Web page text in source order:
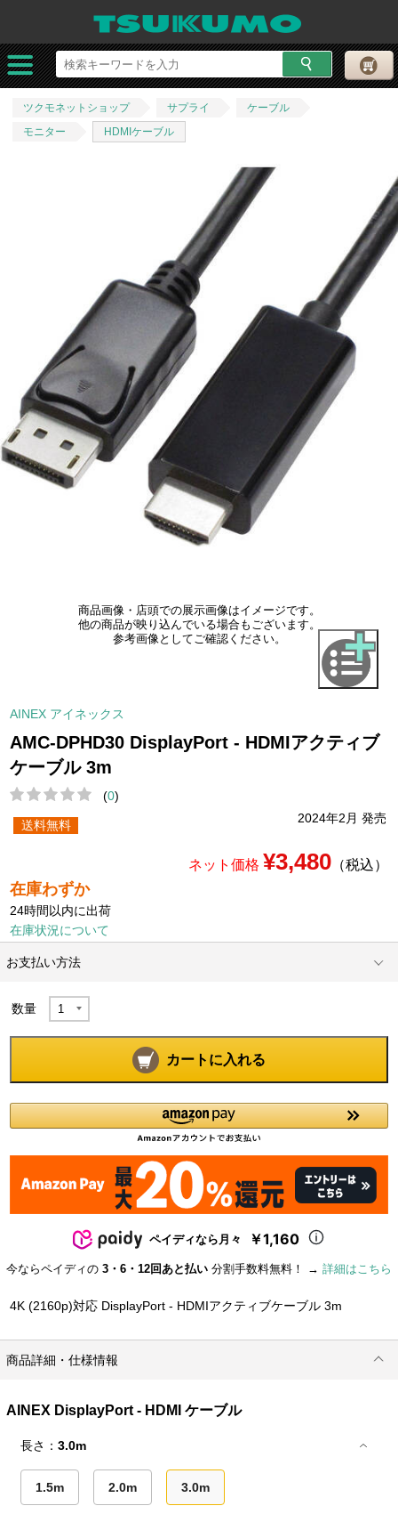
ツクモネットショップ サプライ
ケーブル
モニター
HDMIケーブル
商品画像・店頭での展示画像はイメージです。
他の商品が映り込んでいる場合もございます。
参考画像としてご確認ください。
AINEX アイネックス
AMC-DPHD30 DisplayPort - HDMIアクティブ
ケーブル 3m
(0)
2024年2月 発売
送料無料
ネット価格 ¥3,480（税込）
在庫わずか
24時間以内に出荷
在庫状況について
お支払い方法
数量
カートに入れる
ペイディなら月々 ￥1,160
今ならペイディの 3・6・12回あと払い 分割手数料無料！ → 詳細はこちら
4K (2160p)対応 DisplayPort - HDMIアクティブケーブル 3m
商品詳細・仕様情報
AINEX DisplayPort - HDMI ケーブル
長さ：3.0m
1.5m 2.0m 3.0m